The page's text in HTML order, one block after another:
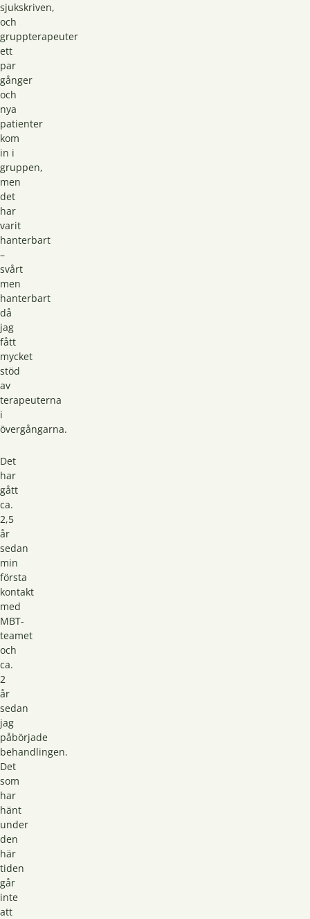
sjukskriven,
och
gruppterapeuter
ett
par
gånger
och
nya
patienter
kom
in i
gruppen,
men
det
har
varit
hanterbart
–
svårt
men
hanterbart
då
jag
fått
mycket
stöd
av
terapeuterna
i
övergångarna.
Det
har
gått
ca.
2,5
år
sedan
min
första
kontakt
med
MBT-
teamet
och
ca.
2
år
sedan
jag
påbörjade
behandlingen.
Det
som
har
hänt
under
den
här
tiden
går
inte
att